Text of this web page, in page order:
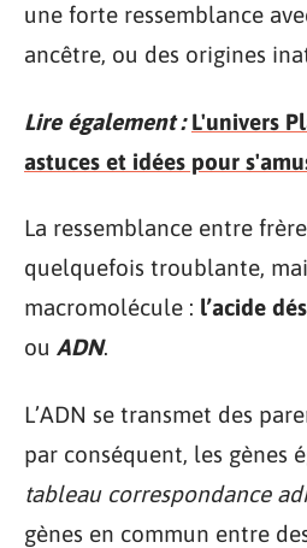
une forte ressemblance
ancêtre, ou des origines
Lire également : L'univers
astuces et idées pour
La ressemblance entre
quelquefois troublante,
macromolécule : l’acide
ou ADN.
L’ADN se transmet des
par conséquent, les gènes
tableau correspondance
gènes en commun entre